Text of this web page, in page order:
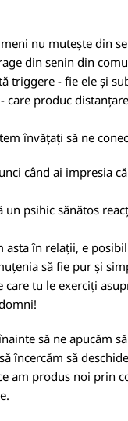
nu mutește din
din senin din
triggere - fie ele și
care produc
învățați să ne
când ai impresia
un psihic sănătos
asta în relații, e
să fie pur și
care tu le exerciți
să ne apucăm
încercăm să
am produs noi prin